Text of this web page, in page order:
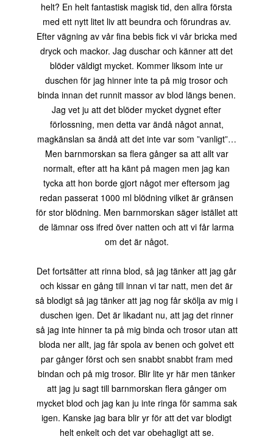
helt? En helt fantastisk magisk tid, den allra första
med ett nytt litet liv att beundra och förundras av.
Efter vägning av vår fina bebis fick vi vår bricka med
dryck och mackor. Jag duschar och känner att det
blöder väldigt mycket. Kommer liksom inte ur
duschen för jag hinner inte ta på mig trosor och
binda innan det runnit massor av blod längs benen.
Jag vet ju att det blöder mycket dygnet efter
förlossning, men detta var ändå något annat,
magkänslan sa ändå att det inte var som ”vanligt”…
Men barnmorskan sa flera gånger sa att allt var
normalt, efter att ha känt på magen men jag kan
tycka att hon borde gjort något mer eftersom jag
redan passerat 1000 ml blödning vilket är gränsen
för stor blödning. Men barnmorskan säger istället att
de lämnar oss ifred över natten och att vi får larma
om det är något.
Det fortsätter att rinna blod, så jag tänker att jag går
och kissar en gång till innan vi tar natt, men det är
så blodigt så jag tänker att jag nog får skölja av mig i
duschen igen. Det är likadant nu, att jag det rinner
så jag inte hinner ta på mig binda och trosor utan att
bloda ner allt, jag får spola av benen och golvet ett
par gånger först och sen snabbt snabbt fram med
bindan och på mig trosor. Blir lite yr här men tänker
att jag ju sagt till barnmorskan flera gånger om
mycket blod och jag kan ju inte ringa för samma sak
igen. Kanske jag bara blir yr för att det var blodigt
helt enkelt och det var obehagligt att se.